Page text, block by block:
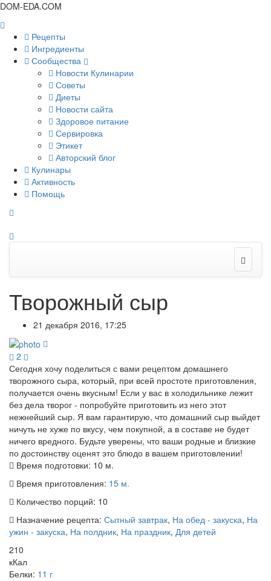
DOM-EDA.COM
Рецепты
Ингредиенты
Сообщества
Новости Кулинарии
Советы
Диеты
Новости сайта
Здоровое питание
Сервировка
Этикет
Авторский блог
Кулинары
Активность
Помощь
Творожный сыр
21 декабря 2016, 17:25
2
Сегодня хочу поделиться с вами рецептом домашнего
творожного сыра, который, при всей простоте приготовления,
получается очень вкусным! Если у вас в холодильнике лежит
без дела творог - попробуйте приготовить из него этот
нежнейший сыр. Я вам гарантирую, что домашний сыр выйдет
ничуть не хуже по вкусу, чем покупной, а в составе не будет
ничего вредного. Будьте уверены, что ваши родные и близкие
по достоинству оценят это блюдо в вашем приготовлении!
Время подготовки: 10 м.
Время приготовления: 15 м.
Количество порций: 10
Назначение рецепта: Сытный завтрак, На обед - закуска, На
ужин - закуска, На полдник, На праздник, Для детей
210
кКал
Белки: 11 г